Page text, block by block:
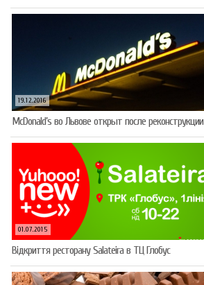
19.12.2016
McDonald’s во Львове открыт после реконструкции
01.07.2015
Відкриття ресторану Salateirа в ТЦ Глобус